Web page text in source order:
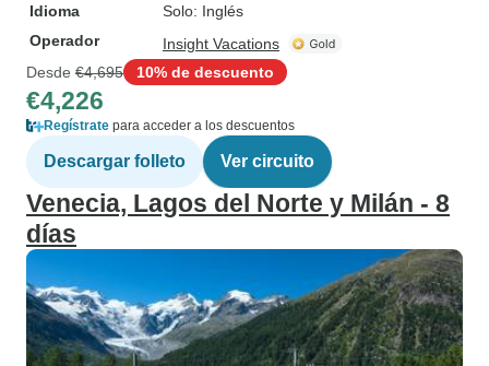
Idioma
Solo: Inglés
Operador
Insight Vacations
Desde €4,695 10% de descuento
€4,226
Regístrate para acceder a los descuentos
Descargar folleto Ver circuito
Venecia, Lagos del Norte y Milán - 8
días